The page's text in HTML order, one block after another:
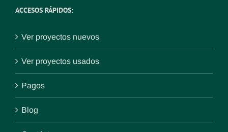
ACCESOS RÁPIDOS:
Ver proyectos nuevos
Ver proyectos usados
Pagos
Blog